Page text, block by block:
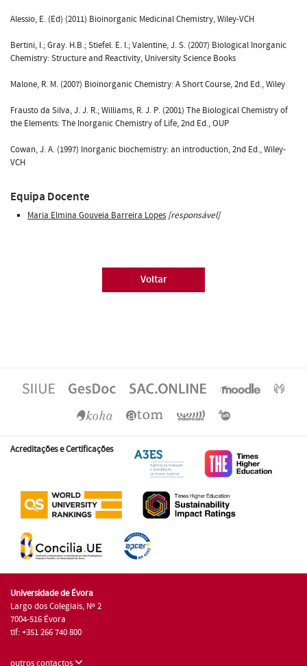
Alessio, E. (Ed) (2011) Bioinorganic Medicinal Chemistry, Wiley-VCH
Bertini, I.; Gray. H.B.; Stiefel. E. I.; Valentine, J. S. (2007) Biological Inorganic
Chemistry: Structure and Reactivity, University Science Books
Malone, R. M. (2007) Bioinorganic Chemistry: A Short Course, 2nd Ed., Wiley
Frausto da Silva, J. J. R.; Williams, R. J. P. (2001) The Biological Chemistry of
the Elements: The Inorganic Chemistry of Life, 2nd Ed., OUP
Cowan, J. A. (1997) Inorganic biochemistry: an introduction, 2nd Ed., Wiley-
VCH
Equipa Docente
Maria Elmina Gouveia Barreira Lopes [responsável]
Voltar
Acreditações e Certificações
Universidade de Évora
Largo dos Colegiais, Nº 2
7004-516 Évora
tlf: +351 266 740 800
outros contactos